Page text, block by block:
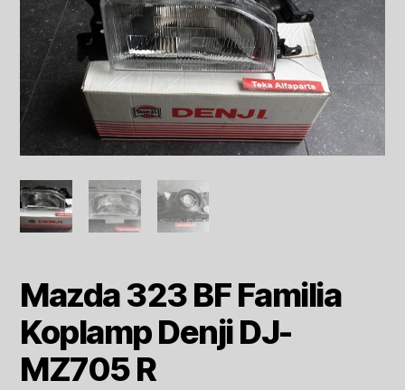
Mazda 323 BF Familia
Koplamp Denji DJ-
MZ705 R